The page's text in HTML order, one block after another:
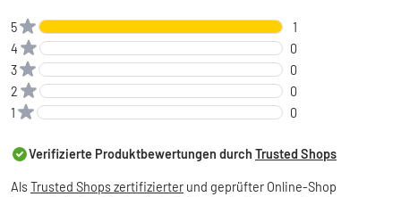
5
1
4
0
3
0
2
0
1
0
Verifizierte Produktbewertungen durch Trusted Shops
AlsTrusted Shops zertifizierter und geprüfter Online-Shop